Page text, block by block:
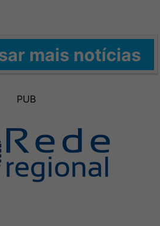
mais notícias
PUB